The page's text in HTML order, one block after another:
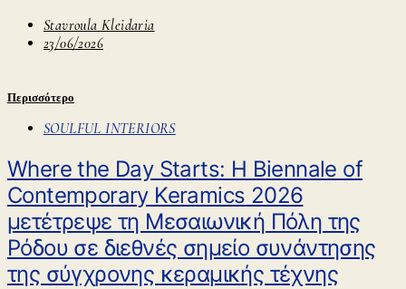
Stavroula Kleidaria
23/06/2026
Περισσότερο
SOULFUL INTERIORS
Where the Day Starts: Η Biennale of
Contemporary Keramics 2026
μετέτρεψε τη Μεσαιωνική Πόλη της
Ρόδου σε διεθνές σημείο συνάντησης
της σύγχρονης κεραμικής τέχνης